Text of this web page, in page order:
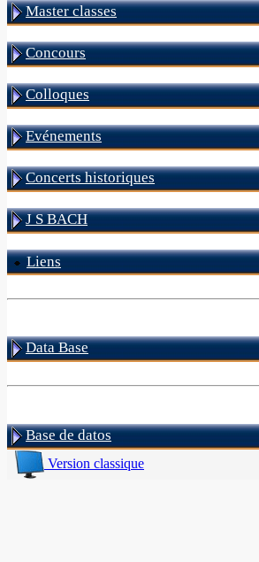
Master classes
Concours
Colloques
Evénements
Concerts historiques
J S BACH
Liens
Data Base
Base de datos
Version classique